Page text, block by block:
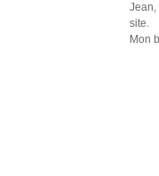
Jean,
site.
Mon